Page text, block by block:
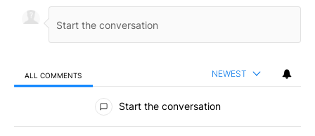
ALL COMMENTS NEWEST
All Comments
Start the conversation